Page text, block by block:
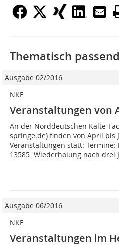
Thematisch
Ausgabe 02/2016
NKF
Veranstaltungen von
An der Norddeutschen Kälte-
springe.de) finden von April bis
Veranstaltungen statt: Termine:
13585  Wiederholung nach drei
Ausgabe 06/2016
NKF
Veranstaltungen im